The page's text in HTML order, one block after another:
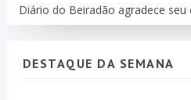
Diário do Beiradão agradece
DESTAQUE DA SEMANA